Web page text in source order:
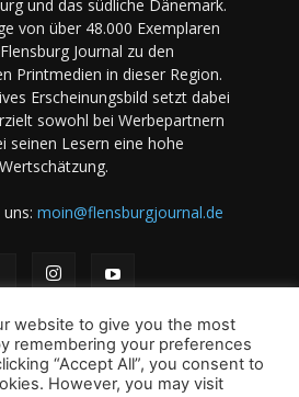
und das südliche Dänemark.
von über 48.000 Exemplaren
Journal zu den
Printmedien in dieser Region.
Erscheinungsbild setzt dabei
sowohl bei Werbepartnern
seinen Lesern eine hohe
Wertschätzung.
moin@flensburgjournal.de
Impressum Datenschutz
website to give you the most
remembering your preferences
“Accept All”, you consent to
However, you may visit